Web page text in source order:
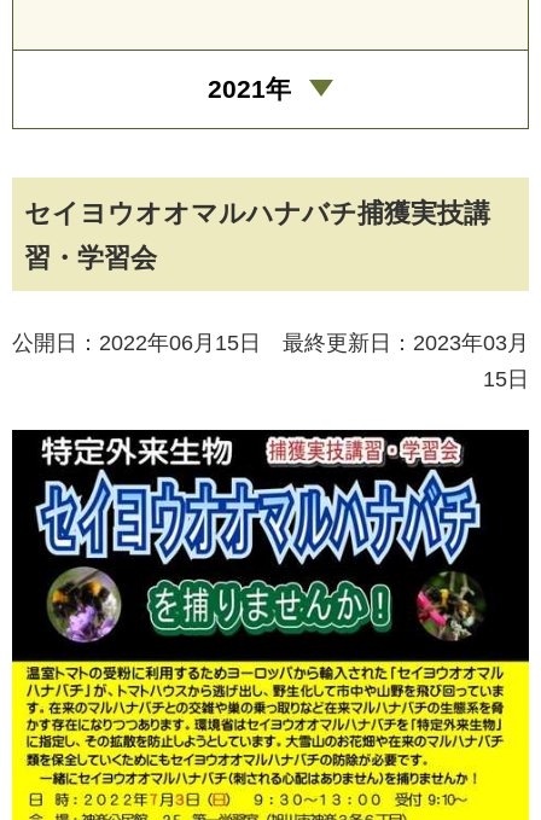
セイヨウオオマルハナバチ捕獲実技講
習・学習会
公開日：2022年06月15日 最終更新日：2023年03月
15日
2021年